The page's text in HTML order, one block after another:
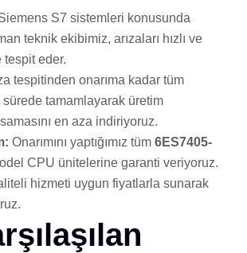
S7 sistemleri konusunda
teknik ekibimiz, arızaları hızlı ve
eder.
tespitinden onarıma kadar tüm
sürede tamamlayarak üretim
en aza indiriyoruz.
Onarımını yaptığımız tüm 6ES7405-
CPU ünitelerine garanti veriyoruz.
hizmeti uygun fiyatlarla sunarak